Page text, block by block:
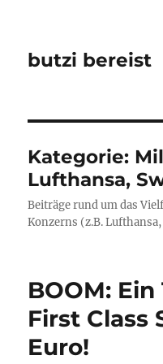
butzi bereist
Kategorie:
Lufthansa,
Beiträge rund um das
Konzerns (z.B.
BOOM:
First Class
Euro!